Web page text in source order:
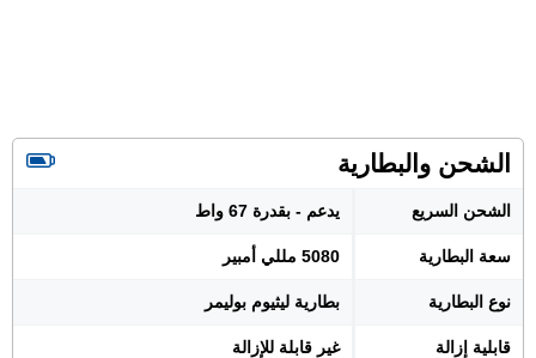
الشحن والبطارية
الشحن السريع يدعم - بقدرة 67 واط
سعة البطارية 5080 مللي أمبير
نوع البطارية بطارية ليثيوم بوليمر
قابلية إزالة غير قابلة للإزالة